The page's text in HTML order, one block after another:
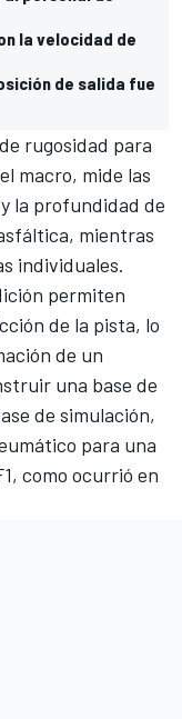
la velocidad de
de salida fue
rugosidad para
macro, mide las
la profundidad de
mientras
individuales.
permiten
de la pista, lo
de un
una base de
de simulación,
para una
como ocurrió en